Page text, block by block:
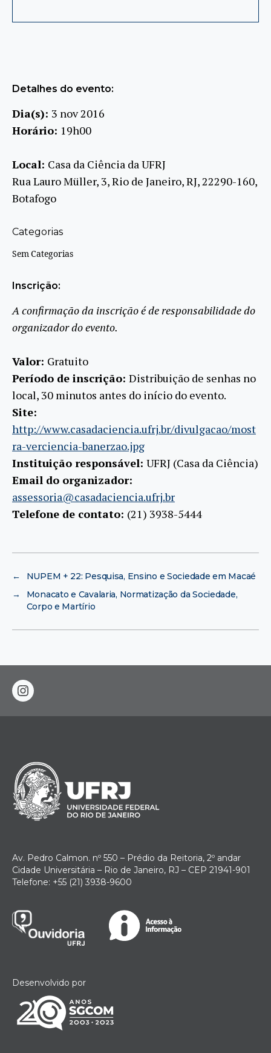
Detalhes do evento:
Dia(s): 3 nov 2016
Horário: 19h00
Local: Casa da Ciência da UFRJ
Rua Lauro Müller, 3, Rio de Janeiro, RJ, 22290-160,
Botafogo
Categorias
Sem Categorias
Inscrição:
A confirmação da inscrição é de responsabilidade do
organizador do evento.
Valor: Gratuito
Período de inscrição: Distribuição de senhas no
local, 30 minutos antes do início do evento.
Site:
http://www.casadaciencia.ufrj.br/divulgacao/most
ra-verciencia-banerzao.jpg
Instituição responsável: UFRJ (Casa da Ciência)
Email do organizador:
assessoria@casadaciencia.ufrj.br
Telefone de contato: (21) 3938-5444
←
NUPEM + 22: Pesquisa, Ensino e Sociedade em Macaé
→
Monacato e Cavalaria, Normatização da Sociedade,
Corpo e Martírio
instagram
Av. Pedro Calmon. nº 550 – Prédio da Reitoria, 2º andar
Cidade Universitária – Rio de Janeiro, RJ – CEP 21941-901
Telefone: +55 (21) 3938-9600
Desenvolvido por